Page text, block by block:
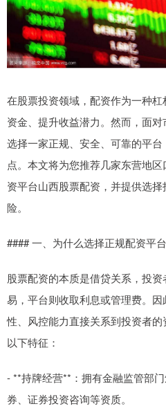
在股票投资领域，配资作为一种
资金、提升收益潜力。然而，面
选择一家正规、安全、可靠的平
点。本文将为您推荐几家东营地
资平台山西股票配资，并提供选
险。
#### 一、为什么选择正规配资平
股票配资的本质是借贷关系，投
易，平台则收取利息或管理费。
性、风控能力直接关系到投资者
以下特征：
- **持牌经营**：拥有金融监管部
券、证券投资咨询等资质。